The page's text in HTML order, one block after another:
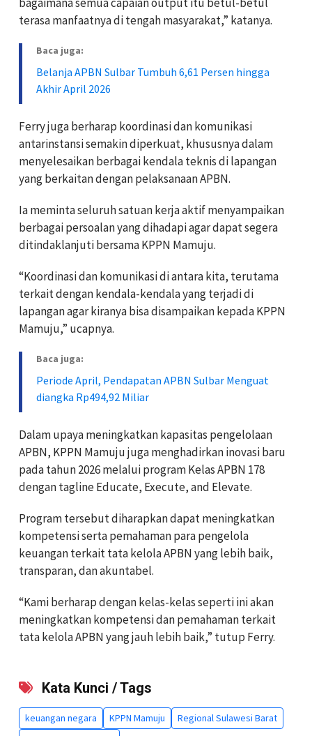
terasa manfaatnya di tengah masyarakat,” katanya.
Baca juga:
Belanja APBN Sulbar Tumbuh 6,61 Persen hingga
Akhir April 2026
Ferry juga berharap koordinasi dan komunikasi
antarinstansi semakin diperkuat, khususnya dalam
menyelesaikan berbagai kendala teknis di lapangan
yang berkaitan dengan pelaksanaan APBN.
Ia meminta seluruh satuan kerja aktif menyampaikan
berbagai persoalan yang dihadapi agar dapat segera
ditindaklanjuti bersama KPPN Mamuju.
“Koordinasi dan komunikasi di antara kita, terutama
terkait dengan kendala-kendala yang terjadi di
lapangan agar kiranya bisa disampaikan kepada KPPN
Mamuju,” ucapnya.
Baca juga:
Periode April, Pendapatan APBN Sulbar Menguat
diangka Rp494,92 Miliar
Dalam upaya meningkatkan kapasitas pengelolaan
APBN, KPPN Mamuju juga menghadirkan inovasi baru
pada tahun 2026 melalui program Kelas APBN 178
dengan tagline Educate, Execute, and Elevate.
Program tersebut diharapkan dapat meningkatkan
kompetensi serta pemahaman para pengelola
keuangan terkait tata kelola APBN yang lebih baik,
transparan, dan akuntabel.
“Kami berharap dengan kelas-kelas seperti ini akan
meningkatkan kompetensi dan pemahaman terkait
tata kelola APBN yang jauh lebih baik,” tutup Ferry.
Kata Kunci / Tags
keuangan negara KPPN Mamuju
Regional Sulawesi Barat